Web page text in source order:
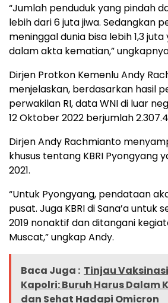
“Jumlah penduduk yang pindah
lebih dari 6 juta jiwa. Sedangkan
meninggal dunia bisa lebih 1,3
dalam akta kematian,”
Dirjen Protkon Kemenlu Andy
menjelaskan, berdasarkan hasil
perwakilan RI, data WNI di luar
12 Oktober 2022 berjumlah
Dirjen Andy Rachmianto
khusus tentang KBRI Pyongyang
2021.
“Untuk Pyongyang, pendataan
pusat. Juga KBRI di Sana’a untuk
2019 nonaktif dan ditangani
Muscat,” ungkap Andy.
Baca Juga : Tinjau
Kapolri: Buruh Harus Dalam
dan Sehat Hadapi Omicron